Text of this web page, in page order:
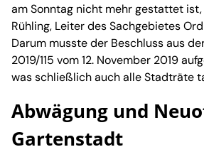
am Sonntag nicht mehr gestattet
Rühling, Leiter des Sachgebietes
Darum musste der Beschluss aus
2019/115 vom 12. November 2019
was schließlich auch alle Stadträte
Abwägung und
Gartenstadt